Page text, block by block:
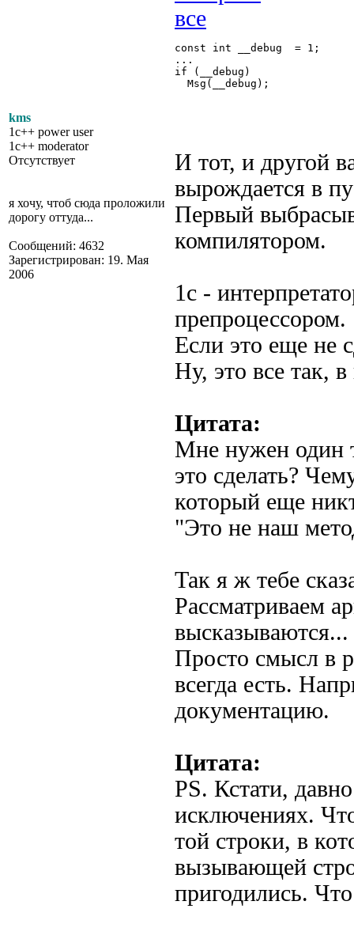
kms
1c++ power user
1c++ moderator
Отсутствует
я хочу, чтоб сюда проложили
дорогу оттуда...
Сообщений: 4632
Зарегистрирован: 19. Мая
2006
const int __debug  = 1;
...
if (__debug)
Msg(__debug);
И тот, и другой
вырождается в
Первый
компилятором.
1с -
препроцессором.
Если это еще не
Ну, это все так,
Цитата:
Мне нужен один
это сделать?
который еще
"Это не наш
Так я ж тебе
Рассматриваем
высказываются...
Просто смысл в
всегда есть.
документацию.
Цитата:
PS. Кстати,
исключениях.
той строки, в
вызывающей
пригодились.